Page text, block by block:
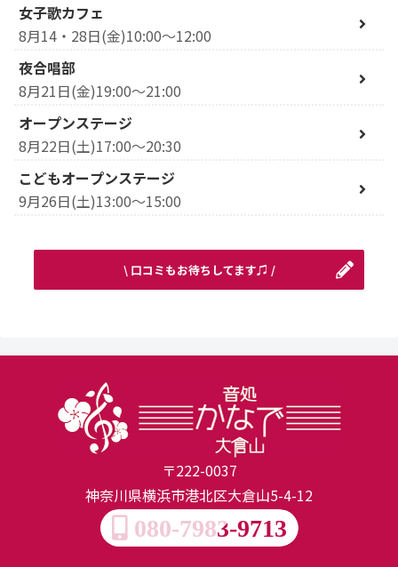
女子歌カフェ
8月14・28日(金)10:00～12:00
夜合唱部
8月21日(金)19:00～21:00
オープンステージ
8月22日(土)17:00～20:30
こどもオープンステージ
9月26日(土)13:00～15:00
\ 口コミもお待ちしてます♫ /
〒222-0037
神奈川県横浜市港北区大倉山5-4-12
080-7983-9713